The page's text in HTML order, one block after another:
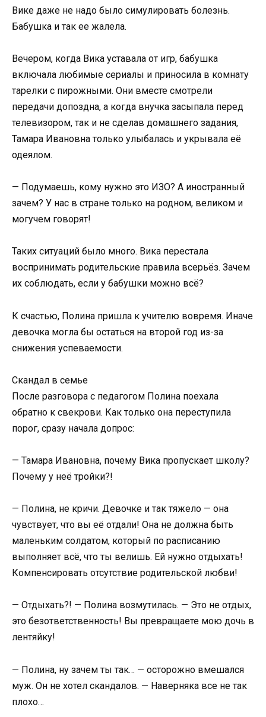
Вике даже не надо было симулировать болезнь.
Бабушка и так ее жалела.
Вечером, когда Вика уставала от игр, бабушка
включала любимые сериалы и приносила в комнату
тарелки с пирожными. Они вместе смотрели
передачи допоздна, а когда внучка засыпала перед
телевизором, так и не сделав домашнего задания,
Тамара Ивановна только улыбалась и укрывала её
одеялом.
— Подумаешь, кому нужно это ИЗО? А иностранный
зачем? У нас в стране только на родном, великом и
могучем говорят!
Таких ситуаций было много. Вика перестала
воспринимать родительские правила всерьёз. Зачем
их соблюдать, если у бабушки можно всё?
К счастью, Полина пришла к учителю вовремя. Иначе
девочка могла бы остаться на второй год из-за
снижения успеваемости.
Скандал в семье
После разговора с педагогом Полина поехала
обратно к свекрови. Как только она переступила
порог, сразу начала допрос:
— Тамара Ивановна, почему Вика пропускает школу?
Почему у неё тройки?!
— Полина, не кричи. Девочке и так тяжело — она
чувствует, что вы её отдали! Она не должна быть
маленьким солдатом, который по расписанию
выполняет всё, что ты велишь. Ей нужно отдыхать!
Компенсировать отсутствие родительской любви!
— Отдыхать?! — Полина возмутилась. — Это не отдых,
это безответственность! Вы превращаете мою дочь в
лентяйку!
— Полина, ну зачем ты так… — осторожно вмешался
муж. Он не хотел скандалов. — Наверняка все не так
плохо…